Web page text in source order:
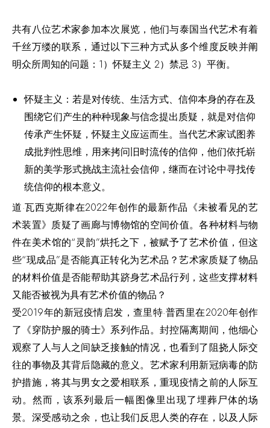
共有八位艺术家参加本次展览，他们与泰国当代艺术有着
千丝万缕的联系，通过以下三种方式从多个维度反映并阐
明众所周知的问题：1）怀疑主义 2）禁忌 3）平衡。
怀疑主义：若是对传统、生活方式、信仰本身的存在及
围绕它们产生的种种现象与信念提出质疑，就是对信仰
传承产生怀疑，怀疑主义应运而生。当代艺术家试图养
成批判性思维，用来拷问旧时流传的信仰，他们依托崭
新的美学形式挑战主流社会信仰，继而在讨论中寻找传
统信仰的根本意义。
道·瓦西克斯律在2022年创作的最新作品《未被看见的艺
术装置》质疑了画廊与博物馆的空间价值。各种材料与物
件在美术馆的“灵韵”烘托之下，被赋予了艺术价值，但这
些“现成品”是否能真正转化为艺术品？艺术家质疑了物品
的材料价值是否能帮助其跻身艺术品行列，这些支撑材料
又能否被视为具有艺术价值的物品？
受2019年的新冠疫情启发，查里特·普西里在2020年创作
了《穿防护服的骑士》系列作品。封控隔离期间，他细心
观察了人与人之间缺乏接触的情况，也看到了阻挠人际交
往的事物及其背后隐藏的意义。艺术家利用新冠病毒的防
护措施，将其与男女之爱相联系，重现疫情之前的人际互
动。然而，该系列最后一幅图像里出现了埋葬尸体的场
景。深受感动之余，也让我们反思人类的存在，以及人际